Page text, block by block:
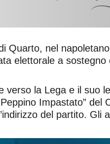
Quarto, nel
elettorale a
la Lega e il suo
Impastato”
del partito. Gli